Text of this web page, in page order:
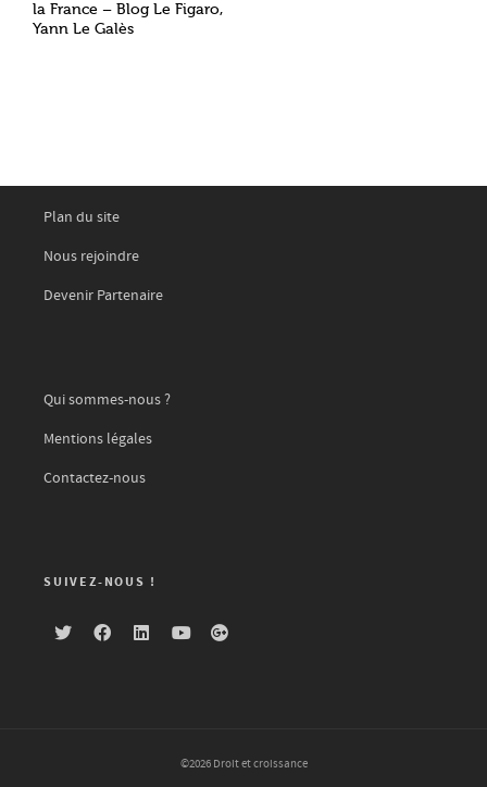
la France – Blog Le Figaro,
Yann Le Galès
Plan du site
Nous rejoindre
Devenir Partenaire
Qui sommes-nous ?
Mentions légales
Contactez-nous
SUIVEZ-NOUS !
©2026 Droit et croissance